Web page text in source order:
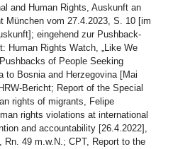
and Human Rights, Auskunft an
München vom 27.4.2023, S. 10 [im
eingehend zur Pushback-
Human Rights Watch, „Like We
of People Seeking
to Bosnia and Herzegovina [Mai
Bericht; Report of the Special
rights of migrants, Felipe
rights violations at international
and accountability [26.4.2022],
Rn. 49 m.w.N.; CPT, Report to the